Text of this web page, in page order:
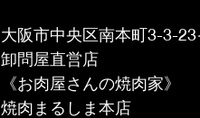
大阪市中央区南本町3-3-
卸問屋直営店
《お肉屋さんの焼肉家》
焼肉まるしま本店